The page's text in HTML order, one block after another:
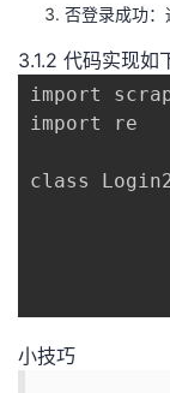
否登录成功：
3.1.2 代码实现如
import
import re
class
小技巧